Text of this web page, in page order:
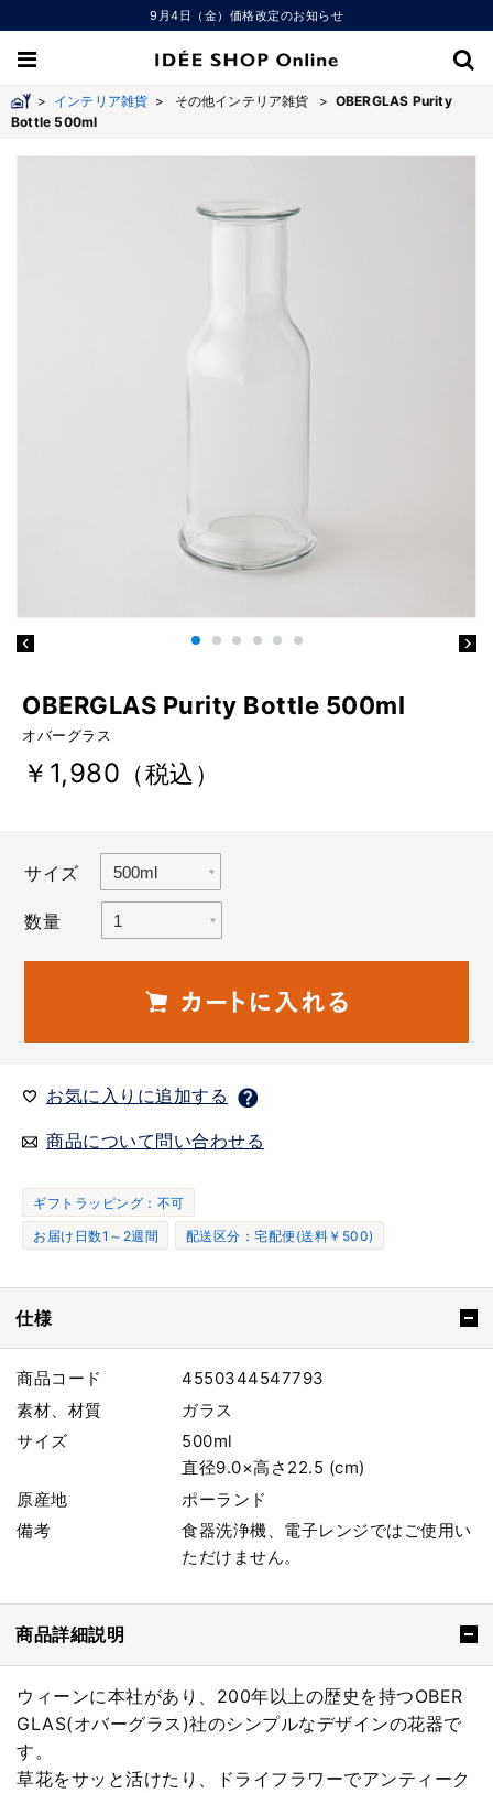
9月4日（金）価格改定のお知らせ
> インテリア雑貨 > その他インテリア雑貨 > OBERGLAS Purity
Bottle 500ml
OBERGLAS Purity Bottle 500ml
オバーグラス
￥1,980 （税込）
サイズ
数量
お気に入りに追加する
商品について問い合わせる
ギフトラッピング：不可
お届け日数1～2週間
配送区分：宅配便(送料￥500)
仕様
商品コード
4550344547793
素材、材質
ガラス
サイズ
500ml
直径9.0×高さ22.5 (cm)
原産地
ポーランド
備考
食器洗浄機、電子レンジではご使用い
ただけません。
商品詳細説明
ウィーンに本社があり、200年以上の歴史を持つOBER
GLAS(オバーグラス)社のシンプルなデザインの花器で
す。
草花をサッと活けたり、ドライフラワーでアンティーク